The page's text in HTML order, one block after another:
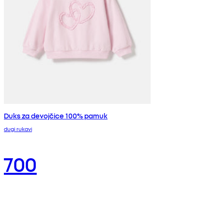
Duks za devojčice 100% pamuk
dugi rukavi
700